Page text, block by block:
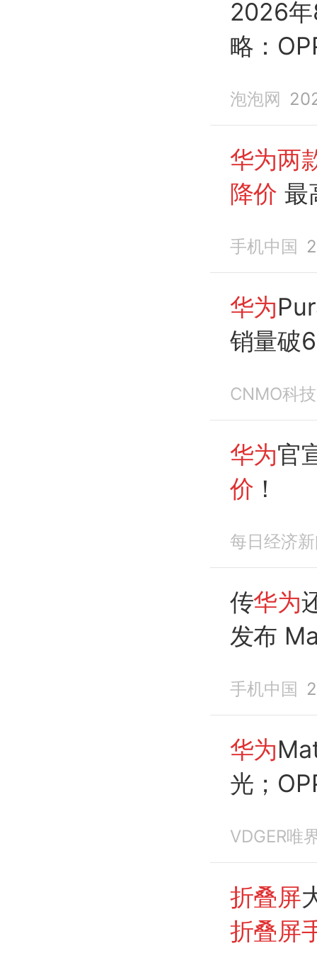
2026
略：
泡泡网
华为两
降价 最
手机中国
华为
销量破
CNMO科技
华为官
价 ！
每日经济
传华为
发布
手机中国
华为
光；
VDGER唯
折叠屏
折叠屏